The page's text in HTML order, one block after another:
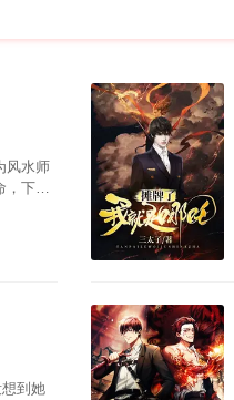
风水师
，下山
何斗智
到她